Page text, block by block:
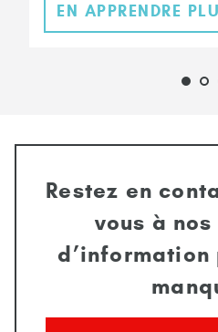
EN APPRENDRE
Restez en
vous à
d’information